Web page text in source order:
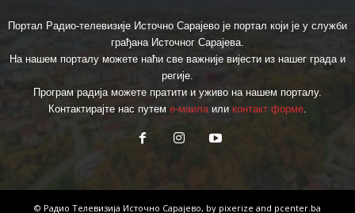
Портал Радио-телевизије Источно Сарајево је портал који је у служби
грађана Источног Сарајева.
На нашем порталу можете наћи све важније вијести из нашег града и
регије.
Програм радија можете пратити и уживо на нашем порталу.
Контактирајте нас путем е-маила или контакт форме
© Радио Телевизија Источно Сарајево, by pixerize and pcenter.ba